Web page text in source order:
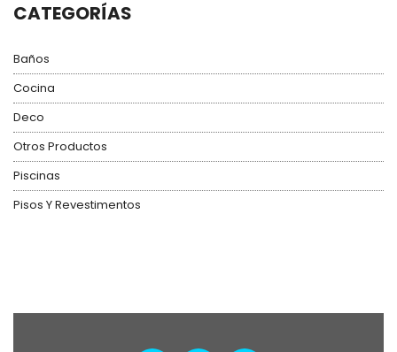
CATEGORÍAS
Baños
Cocina
Deco
Otros Productos
Piscinas
Pisos Y Revestimentos